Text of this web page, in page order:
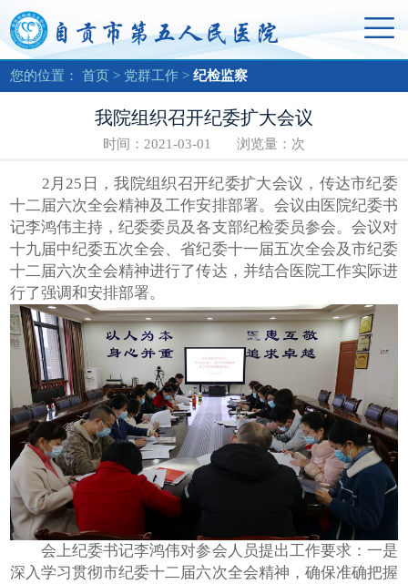
您的位置：首页 > 党群工作 >纪检监察
我院组织召开纪委扩大会议
时间：2021-03-01 浏览量： 次
2月25日，我院组织召开纪委扩大会议，传达市纪委
十二届六次全会精神及工作安排部署。会议由医院纪委书
记李鸿伟主持，纪委委员及各支部纪检委员参会。会议对
十九届中纪委五次全会、省纪委十一届五次全会及市纪委
十二届六次全会精神进行了传达，并结合医院工作实际进
行了强调和安排部署。
会上纪委书记李鸿伟对参会人员提出工作要求：一是
深入学习贯彻市纪委十二届六次全会精神，确保准确把握